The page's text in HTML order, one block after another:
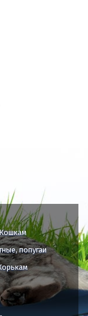
попугаи